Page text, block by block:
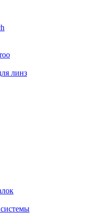
линз